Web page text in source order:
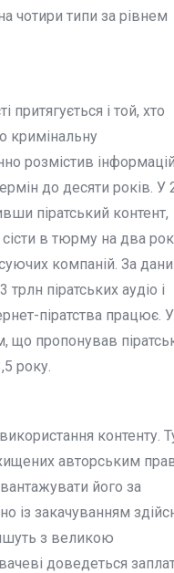
чотири типи за рівнем
і той, хто
кримінальну
розмістив
до десяти років. У
піратський контент,
в тюрму на два
компаній. За
піратських аудіо і
піратства працює. У
що пропонував
року.
контенту.
авторським
його за
із закачуванням
з великою
доведеться